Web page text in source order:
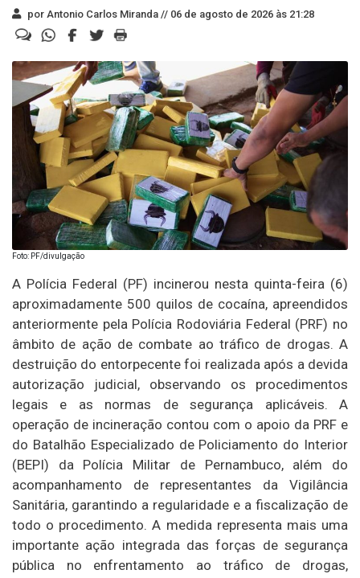
por Antonio Carlos Miranda // 06 de agosto de 2026 às 21:28
Foto: PF/divulgação
A Polícia Federal (PF) incinerou nesta quinta-feira (6)
aproximadamente 500 quilos de cocaína, apreendidos
anteriormente pela Polícia Rodoviária Federal (PRF) no
âmbito de ação de combate ao tráfico de drogas. A
destruição do entorpecente foi realizada após a devida
autorização judicial, observando os procedimentos
legais e as normas de segurança aplicáveis. A
operação de incineração contou com o apoio da PRF e
do Batalhão Especializado de Policiamento do Interior
(BEPI) da Polícia Militar de Pernambuco, além do
acompanhamento de representantes da Vigilância
Sanitária, garantindo a regularidade e a fiscalização de
todo o procedimento. A medida representa mais uma
importante ação integrada das forças de segurança
pública no enfrentamento ao tráfico de drogas,